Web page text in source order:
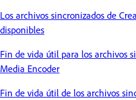
Los archivos sincronizados de
disponibles
Fin de vida útil para los archivos
Media Encoder
Fin de vida útil de los archivos